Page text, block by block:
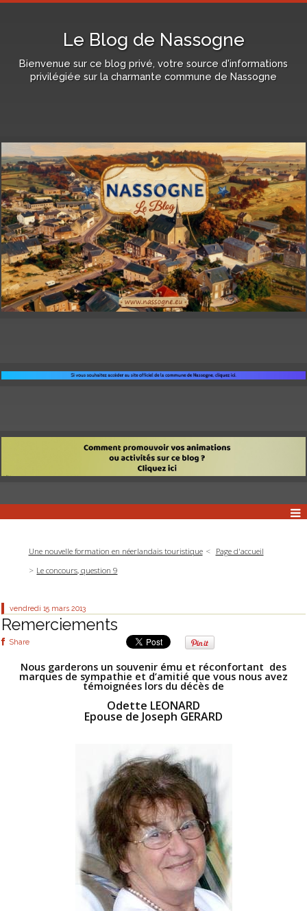
Le Blog de Nassogne
Bienvenue sur ce blog privé, votre source d'informations
privilégiée sur la charmante commune de Nassogne
Une nouvelle formation en néerlandais touristique
Page d'accueil
Le concours, question 9
vendredi 15 mars 2013
Remerciements
Share
Nous garderons un souvenir ému et réconfortant des
marques de sympathie et d’amitié que vous nous avez
témoignées lors du décès de
Odette LEONARD
Epouse de Joseph GERARD